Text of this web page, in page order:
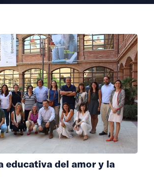
educativa del amor y la